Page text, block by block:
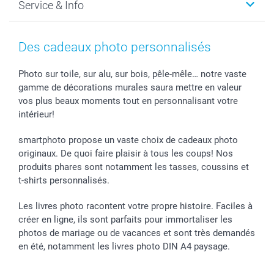
Développement photo & Tirage photo
Cadres photo & accessoires déco
Stickers & Etiquettes
Chèque Cadeau
Gestion des cookies
Mentions Légales
Affiliation
Investor Relations
B2B smartbusiness
Nouvel An
Fête des Mères
Confirmation ou communion
Mariage
Fête d'anniversaire
Tous les évènements
Service & Info
Tarifs et frais de livraison
Livraison en 48 heures
Modes de Paiement
Identifiez-vous
Statut de ma commande
smarfriends
smartgarantie
smartbonus
Des cadeaux photo personnalisés
Photo sur toile, sur alu, sur bois, pêle-mêle… notre vaste
gamme de décorations murales saura mettre en valeur
vos plus beaux moments tout en personnalisant votre
intérieur!
smartphoto propose un vaste choix de cadeaux photo
originaux. De quoi faire plaisir à tous les coups! Nos
produits phares sont notamment les tasses, coussins et
t-shirts personnalisés.
Les livres photo racontent votre propre histoire. Faciles à
créer en ligne, ils sont parfaits pour immortaliser les
photos de mariage ou de vacances et sont très demandés
en été, notamment les livres photo DIN A4 paysage.